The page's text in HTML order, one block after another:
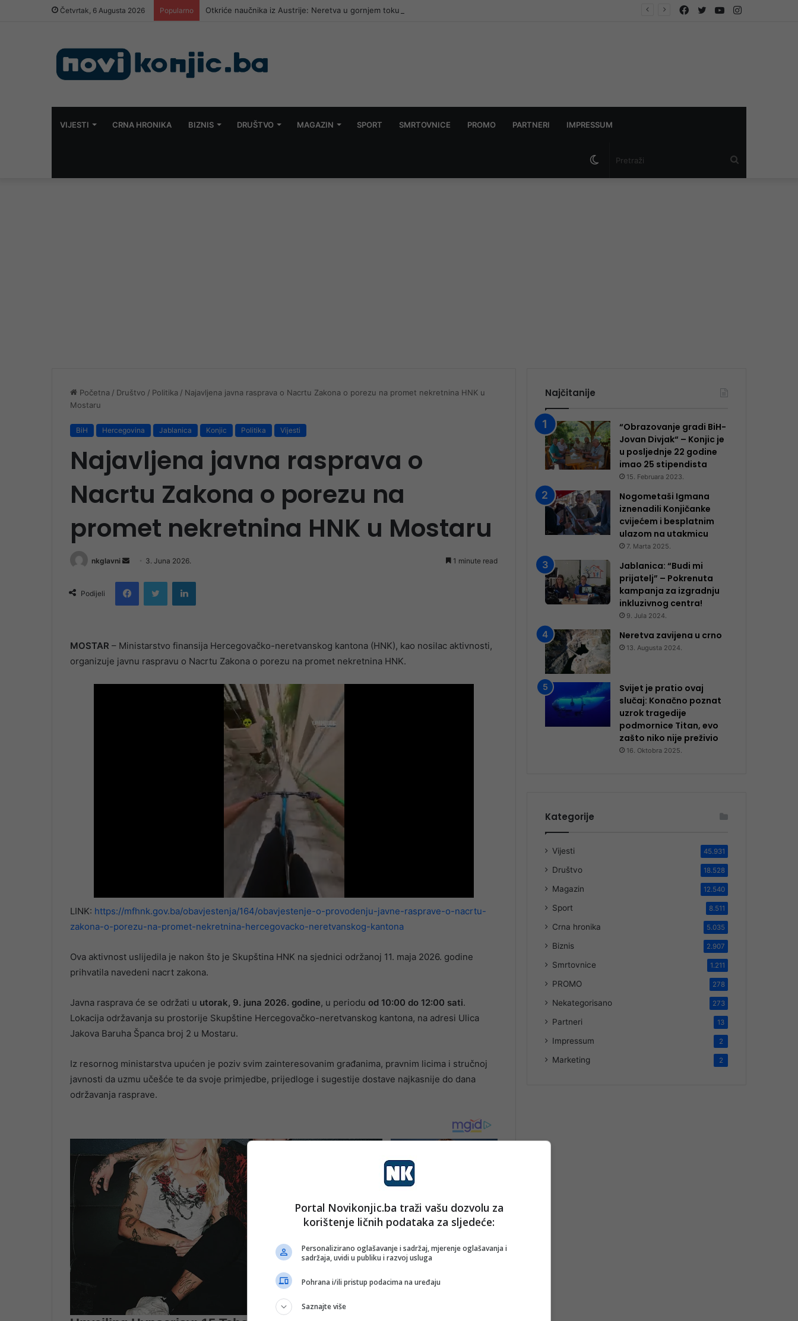
Četvrtak, 6 Augusta 2026 Popularno Otkriće naučnika iz Austrije: Neretva u gornjem toku promijenila boju, traži se nezavisna istraga Instagram
YouTube
Twitter
Facebook
VIJESTI CRNA HRONIKA BIZNIS DRUŠTVO MAGAZIN SPORT SMRTOVNICE PROMO PARTNERI IMPRESSUM
Switch
Početna / Društvo / Politika / Najavljena javna rasprava o Nacrtu Zakona o porezu na promet nekretnina HNK u
Mostaru
BiH Hercegovina Jablanica Konjic Politika Vijesti
Najavljena javna rasprava o
Nacrtu Zakona o porezu na
promet nekretnina HNK u Mostaru
nkglavni
Send
email
3. Juna 2026. 1 minute read
Podijeli
FacebookTwitter LinkedIn
MOSTAR – Ministarstvo finansija Hercegovačko-neretvanskog kantona (HNK), kao nosilac aktivnosti,
organizuje javnu raspravu o Nacrtu Zakona o porezu na promet nekretnina HNK.
LINK: https://mfhnk.gov.ba/obavjestenja/164/obavjestenje-o-provodenju-javne-rasprave-o-nacrtu-
zakona-o-porezu-na-promet-nekretnina-hercegovacko-neretvanskog-kantona
Ova aktivnost uslijedila je nakon što je Skupština HNK na sjednici održanoj 11. maja 2026. godine
prihvatila navedeni nacrt zakona.
Javna rasprava će se održati u utorak, 9. juna 2026. godine, u periodu od 10:00 do 12:00 sati.
Lokacija održavanja su prostorije Skupštine Hercegovačko-neretvanskog kantona, na adresi Ulica
Jakova Baruha Španca broj 2 u Mostaru.
Iz resornog ministarstva upućen je poziv svim zainteresovanim građanima, pravnim licima i stručnoj
javnosti da uzmu učešće te da svoje primjedbe, prijedloge i sugestije dostave najkasnije do dana
održavanja rasprave.
Najčitanije
“Obrazovanje gradi BiH-
Jovan Divjak“ – Konjic je
u posljednje 22 godine
imao 25 ​​stipendista
15. Februara 2023.
Nogometaši Igmana
iznenadili Konjičanke
cvijećem i besplatnim
ulazom na utakmicu
7. Marta 2025.
Jablanica: “Budi mi
prijatelj” – Pokrenuta
kampanja za izgradnju
inkluzivnog centra!
9. Jula 2024.
Neretva zavijena u crno
13. Augusta 2024.
Svijet je pratio ovaj
slučaj: Konačno poznat
uzrok tragedije
podmornice Titan, evo
zašto niko nije preživio
16. Oktobra 2025.
Kategorije
Vijesti 45.931
Društvo 18.528
Magazin 12.540
Sport 8.511
Crna hronika 5.035
Biznis 2.907
Smrtovnice 1.211
PROMO 278
Nekategorisano 273
Partneri 13
Impressum 2
Marketing 2
Portal Novikonjic.ba traži vašu dozvolu za
korištenje ličnih podataka za sljedeće:
Personalizirano oglašavanje i sadržaj, mjerenje oglašavanja i
sadržaja, uvidi u publiku i razvoj usluga
Pohrana i/ili pristup podacima na uređaju
Saznajte više